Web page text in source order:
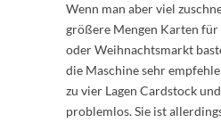
Wenn man aber viel
größere Mengen Karten
oder Weihnachtsmarkt
die Maschine sehr
zu vier Lagen Cardstock
problemlos. Sie ist